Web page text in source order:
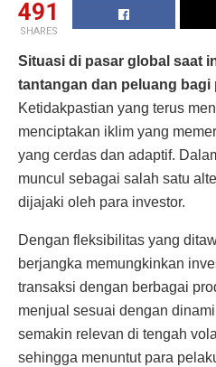
491
SHARES
Situasi di pasar global saat
tantangan dan peluang bagi
Ketidakpastian yang terus
menciptakan iklim yang
yang cerdas dan adaptif.
muncul sebagai salah satu
dijajaki oleh para investor.
Dengan fleksibilitas yang
berjangka memungkinkan
transaksi dengan berbagai
menjual sesuai dengan
semakin relevan di tengah
sehingga menuntut para